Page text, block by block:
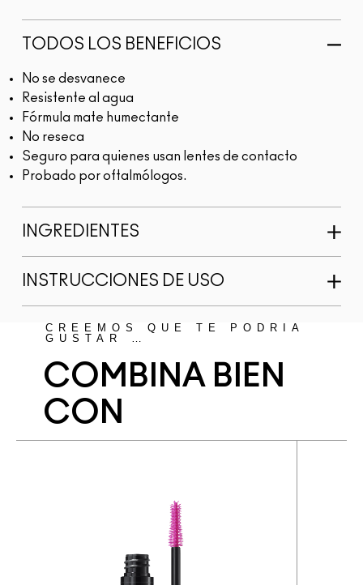
TODOS LOS BENEFICIOS
No se desvanece
Resistente al agua
Fórmula mate humectante
No reseca
Seguro para quienes usan lentes de contacto
Probado por oftalmólogos.
INGREDIENTES
INSTRUCCIONES DE USO
CREEMOS QUE TE PODRÍA
GUSTAR …
COMBINA BIEN
CON